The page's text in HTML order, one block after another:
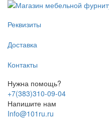
Реквизиты
Доставка
Контакты
Нужна помощь?
+7(383)310-09-04
Напишите нам
Info@101ru.ru